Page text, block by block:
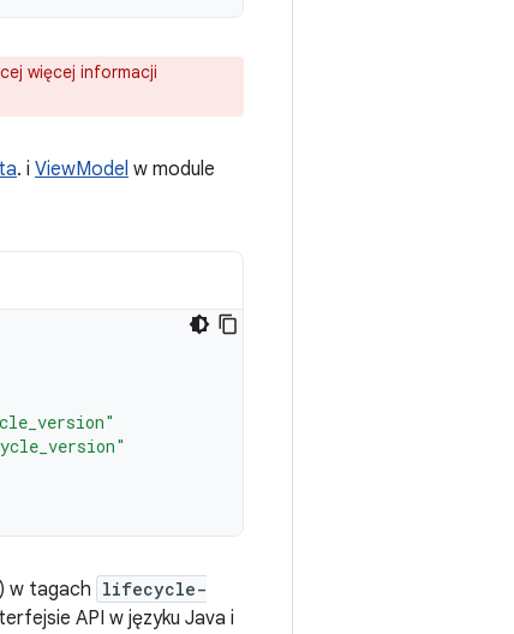
więcej informacji
. i ViewModel w module
w tagach lifecycle-
API w języku Java i